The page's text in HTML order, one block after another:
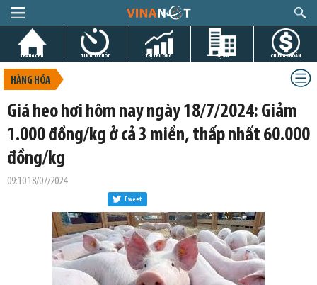
TRANG CHỦ TIN GIỜ CHÓT THỊ TRƯỜNG DỰ ÁN CHỨNG KHOÁN
HÀNG HÓA
Giá heo hơi hôm nay ngày 18/7/2024: Giảm
1.000 đồng/kg ở cả 3 miền, thấp nhất 60.000
đồng/kg
09:10 18/07/2024
Tweet